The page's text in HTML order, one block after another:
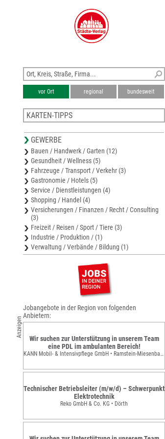
vor Ort regional bundesweit
KARTEN-TIPPS
Karte Merzig-Wadern
Stadtplan Merzig
Stadtplan Dillingen (Saar)
Stadtplan Heusweiler
GEWERBE
Bauen / Handwerk / Garten (12)
Gesundheit / Wellness (5)
Fahrzeuge / Transport / Verkehr (3)
Gastronomie / Hotels (5)
Service / Dienstleistungen (4)
Shopping / Handel (4)
Versicherungen / Finanzen / Recht / Consulting
(3)
Freizeit / Reisen / Sport / Tiere (3)
Industrie / Produktion / (1)
Verwaltung / Verbände / Bildung (1)
Anzeigen
Jobangebote in der Region von folgenden
Anbietern:
Wir suchen zur Unterstützung in unserem Team
eine PDL im ambulanten Bereich!
KANN Mobil- & Intensivpflege GmbH • Ramstein-Miesenbach
Technischer Betriebsleiter (m/w/d) – Schwerpunkt
Elektrotechnik
Reko GmbH & Co. KG • Dörth